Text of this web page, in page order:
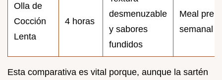
Olla de
Cocción
Lenta
4 horas
desmenuzable
y sabores
fundidos
Meal prep
semanal
Esta comparativa es vital porque, aunque la sartén